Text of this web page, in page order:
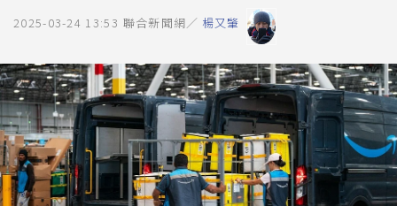
2025-03-24 13:53 聯合新聞網／ 楊又肇